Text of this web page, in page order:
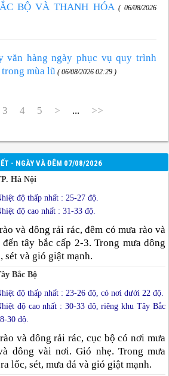
BỘ VÀ THANH HÓA( 06/08/2026
văn hàng ngày phục vụ quy trình
mùa lũ ( 06/08/2026 02:29 )
3 4 5 > ... >>
- NGÀY VÀ ĐÊM 07/08/2026
Hà Nội
độ thấp nhất : 25-27 độ.
độ cao nhất : 31-33 độ.
và dông rải rác, đêm có mưa rào và
tây bắc cấp 2-3. Trong mưa dông
sét và gió giật mạnh.
Bắc Bộ
độ thấp nhất : 23-26 độ, có nơi dưới 22 độ.
độ cao nhất : 30-33 độ, riêng khu Tây Bắc
30 độ.
và dông rải rác, cục bộ có nơi mưa
dông vài nơi. Gió nhẹ. Trong mưa
lốc, sét, mưa đá và gió giật mạnh.